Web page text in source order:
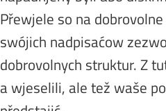
Přewjele so na
swójich nadpisaćow
dobrovolnych struktur. Z
a wjeselili, ale tež waše